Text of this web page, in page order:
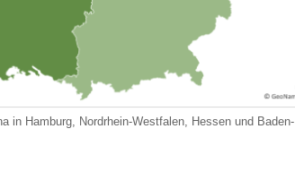
in Hamburg, Nordrhein-Westfalen, Hessen und Baden-